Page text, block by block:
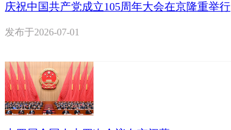
庆祝中国共产党成立105周年大会在京隆重举行
发布于2026-07-01